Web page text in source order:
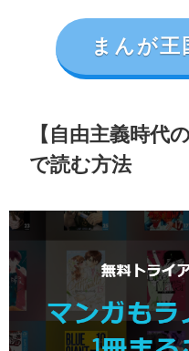
まんが王
【 自由主義時代
で読む方法